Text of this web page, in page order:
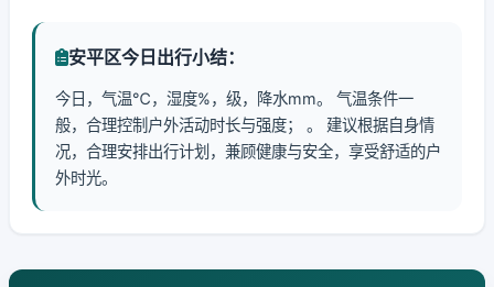
安平区今日出行小结：
今日，气温℃，湿度%，级，降水mm。 气温条件一
般，合理控制户外活动时长与强度； 。 建议根据自身情
况，合理安排出行计划，兼顾健康与安全，享受舒适的户
外时光。